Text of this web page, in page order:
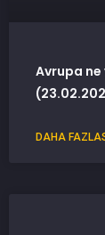
Avrupa ne
DAHA